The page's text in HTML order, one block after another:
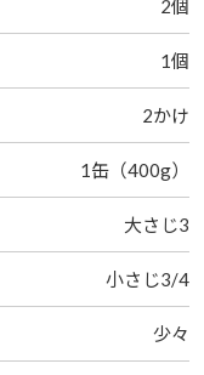
2個
1個
2かけ
1缶（400g）
大さじ3
小さじ3/4
少々